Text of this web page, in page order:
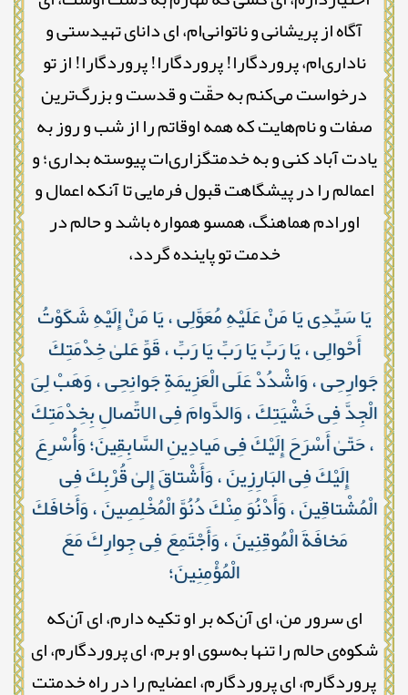
آگاه از پریشانی و ناتوانی‌ام، ای دانای تهیدستی و
ناداری‌ام، پروردگارا! پروردگارا! پروردگارا! از تو
درخواست می‌کنم به حقّت و قدست و بزرگ‌ترین
صفات و نام‌هایت که همه اوقاتم را از شب و روز به
یادت آباد کنی و به خدمتگزاری‌ات پیوسته بداری؛ و
اعمالم را در پیشگاهت قبول فرمایی تا آنکه اعمال و
اورادم هماهنگ، همسو همواره باشد و حالم در
خدمت تو پاینده گردد،
يَا سَيِّدِى يَا مَنْ عَلَيْهِ مُعَوَّلِى ، يَا مَنْ إِلَيْهِ شَكَوْتُ
أَحْوالِى ، يَا رَبِّ يَا رَبِّ يَا رَبِّ ، قَوِّ عَلىٰ خِدْمَتِكَ
جَوارِحِى ، وَاشْدُدْ عَلَى الْعَزِيمَةِ جَوانِحِى ، وَهَبْ لِىَ
الْجِدَّ فِى خَشْيَتِكَ ، وَالدَّوامَ فِى الاتِّصالِ بِخِدْمَتِكَ
، حَتّىٰ أَسْرَحَ إِلَيْكَ فِى مَيادِينِ السَّابِقِينَ؛ وَأُسْرِعَ
إِلَيْكَ فِى البَارِزِينَ ، وَأَشْتاقَ إِلىٰ قُرْبِكَ فِى
الْمُشْتاقِينَ ، وَأَدْنُوَ مِنْكَ دُنُوَّ الْمُخْلِصِينَ ، وَأَخافَكَ
مَخافَةَ الْمُوقِنِينَ ، وَأَجْتَمِعَ فِى جِوارِكَ مَعَ
الْمُؤْمِنِينَ؛
ای سرور من، ای آن‌که بر او تکیه دارم، ای آن‌که
شکوه‌ی حالم را تنها به‌سوی او برم، ای پروردگارم، ای
پروردگارم، ای پروردگارم، اعضایم را در راه خدمتت